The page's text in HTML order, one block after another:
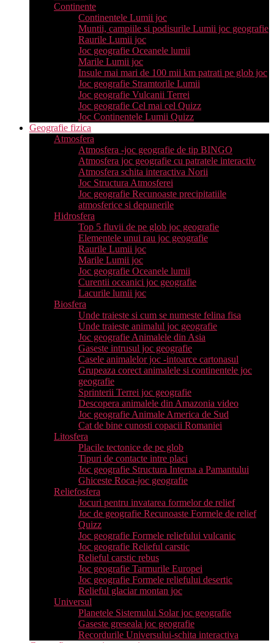
Continente
Continentele Lumii joc
Muntii, campiile si podisurile Lumii joc geografie
Raurile Lumii joc
Joc geografie Oceanele lumii
Marile Lumii joc
Insule mai mari de 100 mii km patrati pe glob joc
Joc geografie Stramtorile Lumii
Joc geografie Vulcanii Terrei
Joc geografie Cel mai cel Quizz
Joc Continentele Lumii Quizz
Geografie fizica
Atmosfera
Atmosfera -joc geografie de tip BINGO
Atmosfera joc geografie cu patratele interactiv
Atmosfera schita interactiva Norii
Joc Structura Atmosferei
Joc geografie Recunoaste precipitatiile
atmosferice si depunerile
Hidrosfera
Top 5 fluvii de pe glob joc geografie
Elementele unui rau joc geografie
Raurile Lumii joc
Marile Lumii joc
Joc geografie Oceanele lumii
Curentii oceanici joc geografie
Lacurile lumii joc
Biosfera
Unde traieste si cum se numeste felina fisa
Unde traieste animalul joc geografie
Joc geografie Animalele din Asia
Gaseste intrusul joc geografie
Casele animalelor joc -intoarce cartonasul
Grupeaza corect animalele si continentele joc
geografie
Sprinterii Terrei joc geografie
Descopera animalele din Amazonia video
Joc geografie Animale America de Sud
Cat de bine cunosti copacii Romaniei
Litosfera
Placile tectonice de pe glob
Tipuri de contacte intre placi
Joc geografie Structura Interna a Pamantului
Ghiceste Roca-joc geografie
Reliefosfera
Jocuri pentru invatarea formelor de relief
Joc de geografie Recunoaste Formele de relief
Quizz
Joc geografie Formele reliefului vulcanic
Joc geografie Relieful carstic
Relieful carstic rebus
Joc geografie Tarmurile Europei
Joc geografie Formele reliefului desertic
Relieful glaciar montan joc
Universul
Planetele Sistemului Solar joc geografie
Gaseste greseala joc geografie
Recordurile Universului-schita interactiva